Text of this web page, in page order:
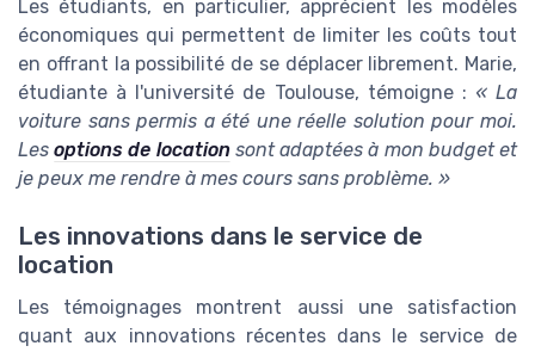
Les étudiants, en particulier, apprécient les modèles
économiques qui permettent de limiter les coûts tout
en offrant la possibilité de se déplacer librement. Marie,
étudiante à l'université de Toulouse, témoigne : « La
voiture sans permis a été une réelle solution pour moi.
Lesoptions de locationsont adaptées à mon budget et
je peux me rendre à mes cours sans problème. »
Les innovations dans le service de
location
Les témoignages montrent aussi une satisfaction
quant aux innovations récentes dans le service de